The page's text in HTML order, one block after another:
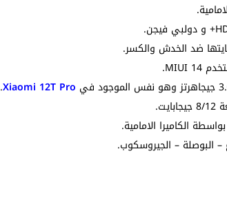
ضد الخدش والكسر.
Xiaomi 12T Pro
.
الكاميرا الامامية.
البوصلة – الجيروسكوب.